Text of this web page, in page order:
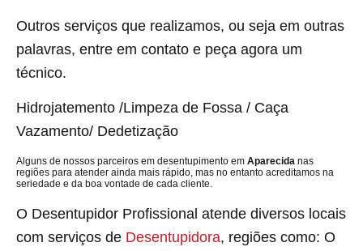
Outros serviços que realizamos, ou seja em outras
palavras, entre em contato e peça agora um
técnico.
Hidrojatemento /Limpeza de Fossa / Caça
Vazamento/ Dedetização
Alguns de nossos parceiros em desentupimento em Aparecida nas
regiões para atender ainda mais rápido, mas no entanto acreditamos na
seriedade e da boa vontade de cada cliente.
O Desentupidor Profissional atende diversos locais
com serviços de Desentupidora, regiões como: O